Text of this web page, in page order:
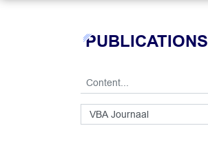
PUBLICATIONS